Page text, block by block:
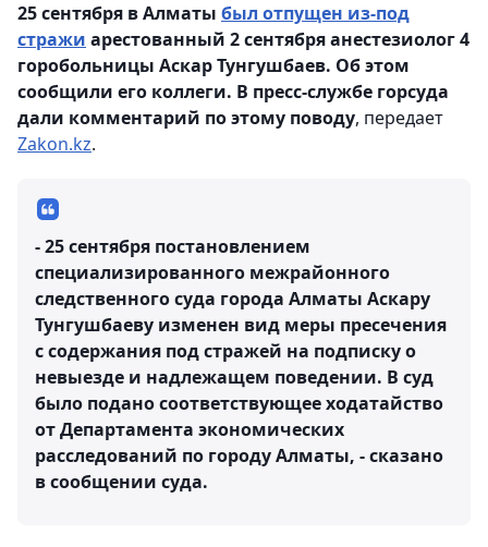
25 сентября в Алматы был отпущен из-под
стражи арестованный 2 сентября анестезиолог 4
горобольницы Аскар Тунгушбаев. Об этом
сообщили его коллеги. В пресс-службе горсуда
дали комментарий по этому поводу, передает
Zakon.kz.
- 25 сентября постановлением
специализированного межрайонного
следственного суда города Алматы Аскару
Тунгушбаеву изменен вид меры пресечения
с содержания под стражей на подписку о
невыезде и надлежащем поведении. В суд
было подано соответствующее ходатайство
от Департамента экономических
расследований по городу Алматы, - сказано
в сообщении суда.